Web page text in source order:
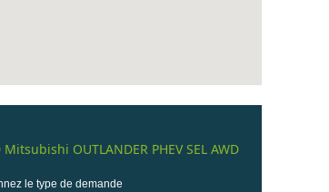
OUTLANDER PHEV SEL AWD
le type de demande